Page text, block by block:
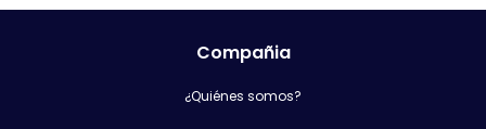
Compañia
¿Quiénes somos?